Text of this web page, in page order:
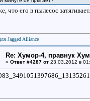
что его в пылесос
Jagged Alliance
Re: Хумор-4, правнук
« Ответ #4287 от23.03.2012 в